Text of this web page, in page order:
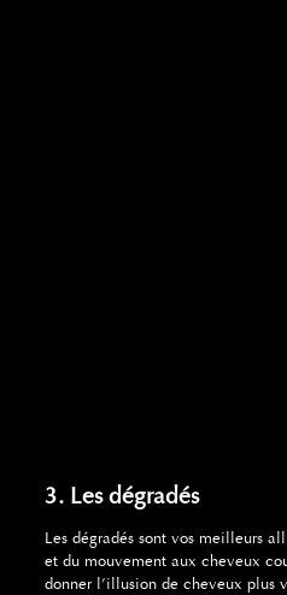
3. Les dégradés
Les dégradés sont vos meilleurs
et du mouvement aux cheveux
donner l’illusion de cheveux plus